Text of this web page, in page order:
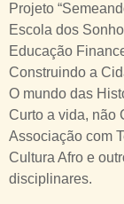
Projeto
Escola dos
Educação
Construindo a
O mundo das
Curto a vida, não
Associação com
Cultura Afro e
disciplinares.